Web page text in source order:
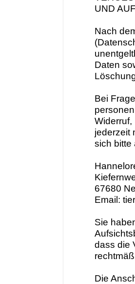
UND
Nach
Daten
Bei
jederzeit
sich bitte
67680
Email:
Sie
dass die
Die